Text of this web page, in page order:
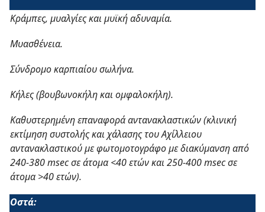
Κράμπες, μυαλγίες και μυϊκή αδυναμία.
Μυασθένεια.
Σύνδρομο καρπιαίου σωλήνα.
Κήλες (βουβωνοκήλη και ομφαλοκήλη).
Καθυστερημένη επαναφορά αντανακλαστικών (κλινική
εκτίμηση συστολής και χάλασης του Αχίλλειου
αντανακλαστικού με φωτομοτογράφο με διακύμανση από
240-380 msec σε άτομα <40 ετών και 250-400 msec σε
άτομα >40 ετών).
Οστά: